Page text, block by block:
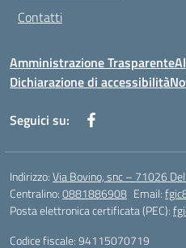
Contatti
Amministrazione Trasparente
Dichiarazione di accessibilità
Seguici su:
Indirizzo:Via Bovino, snc – 71026
Centralino:0881886908 Email:
Posta elettronica certificata (PEC):
Codice fiscale: 94115070719